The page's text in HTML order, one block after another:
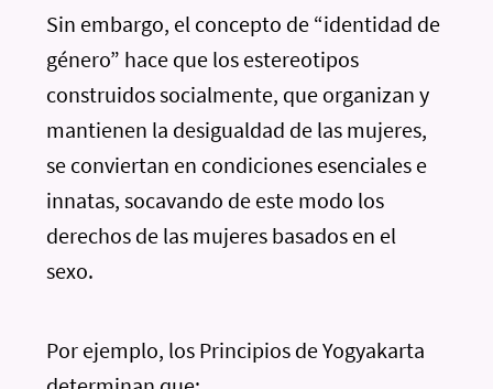
Sin embargo, el concepto de “identidad de
género” hace que los estereotipos
construidos socialmente, que organizan y
mantienen la desigualdad de las mujeres,
se conviertan en condiciones esenciales e
innatas, socavando de este modo los
derechos de las mujeres basados en el
sexo.
Por ejemplo, los Principios de Yogyakarta